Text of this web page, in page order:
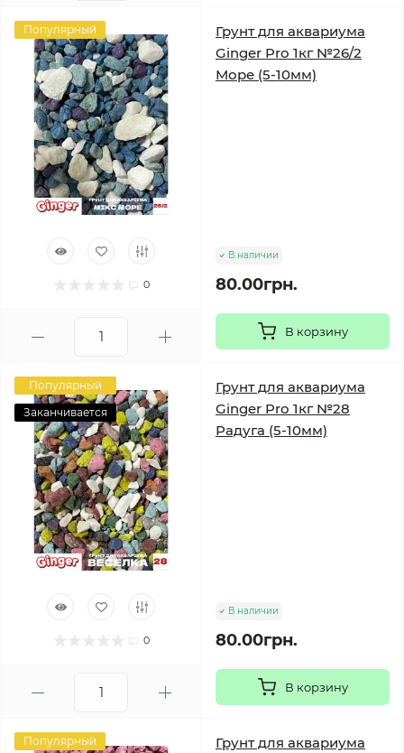
Популярный
0
Грунт для аквариума
Ginger Pro 1кг №26/2
Море (5-10мм)
В наличии
80.00грн.
В корзину
Популярный
Заканчивается
0
Грунт для аквариума
Ginger Pro 1кг №28
Радуга (5-10мм)
В наличии
80.00грн.
В корзину
Популярный Грунт для аквариума